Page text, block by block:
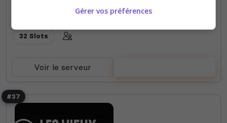
32 Slots
Voir le serveur
#37
Gérer vos préférences